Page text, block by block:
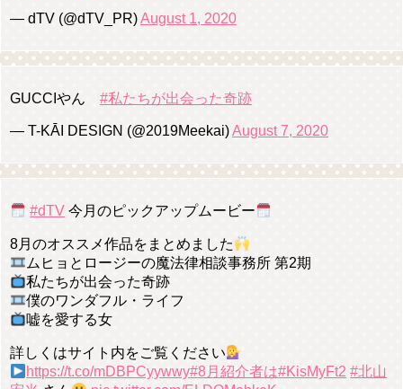
— dTV (@dTV_PR)August 1, 2020
GUCCIやん #私たちが出会った奇跡
— T-KĀI DESIGN (@2019Meekai)August 7, 2020
#dTV 今月のピックアップムービー
8月のオススメ作品をまとめました
ムヒョとロージーの魔法律相談事務所 第2期
私たちが出会った奇跡
僕のワンダフル・ライフ
嘘を愛する女
詳しくはサイト内をご覧ください
https://t.co/mDBPCyywwy#8月紹介者は#KisMyFt2 #北山